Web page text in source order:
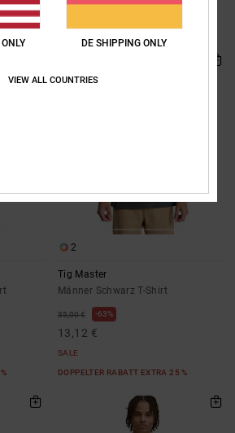
DOPPELTER RABATT EXTRA 25 %
2
Tig Master
Männer Schwarz T-Shirt
35,00 € 63%
13,12 €
SALE
DOPPELTER RABATT EXTRA 25 %
DE SHIPPING ONLY
VIEW ALL COUNTRIES